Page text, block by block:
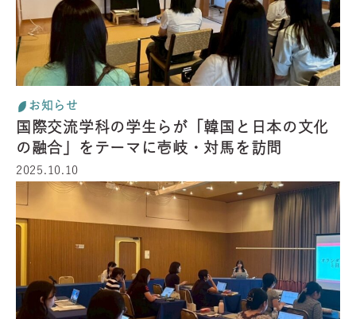
お知らせ
国際交流学科の学生らが「韓国と日本の文化
の融合」をテーマに壱岐・対馬を訪問
2025.10.10